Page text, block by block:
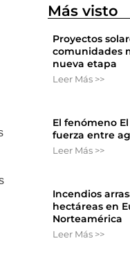
Más visto
Proyectos
comunidades
nueva etapa
Leer Más >>
El fenómeno
fuerza entre
Leer Más >>
Incendios
hectáreas en
Norteamérica
Leer Más >>